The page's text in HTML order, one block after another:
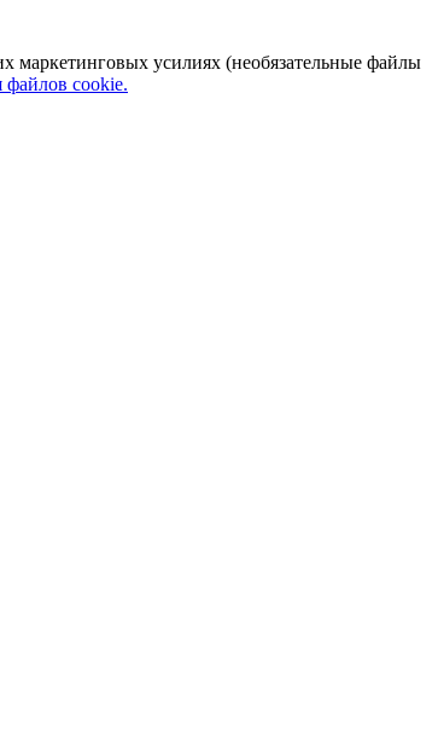
маркетинговых усилиях (необязательные файлы
файлов cookie.